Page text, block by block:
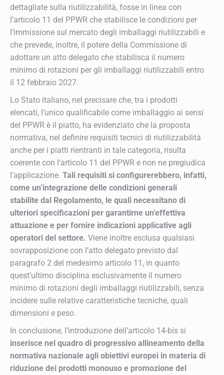
dettagliate sulla riutilizzabilità, fosse in linea con
l’articolo 11 del PPWR che stabilisce le condizioni per
l’immissione sul mercato degli imballaggi riutilizzabili e
che prevede, inoltre, il potere della Commissione di
adottare un atto delegato che stabilisca il numero
minimo di rotazioni per gli imballaggi riutilizzabili entro
il 12 febbraio 2027.
Lo Stato italiano, nel precisare che, tra i prodotti
elencati, l’unico qualificabile come imballaggio ai sensi
del PPWR è il piatto, ha evidenziato che la proposta
normativa, nel definire requisiti tecnici di riutilizzabilità
anche per i piatti rientranti in tale categoria, risulta
coerente con l’articolo 11 del PPWR e non ne pregiudica
l’applicazione. Tali requisiti si configurerebbero, infatti,
come un’integrazione delle condizioni generali
stabilite dal Regolamento, le quali necessitano di
ulteriori specificazioni per garantirne un’effettiva
attuazione e per fornire indicazioni applicative agli
operatori del settore. Viene inoltre esclusa qualsiasi
sovrapposizione con l’atto delegato previsto dal
paragrafo 2 del medesimo articolo 11, in quanto
quest’ultimo disciplina esclusivamente il numero
minimo di rotazioni degli imballaggi riutilizzabili, senza
incidere sulle relative caratteristiche tecniche, quali
dimensioni e peso.
In conclusione, l’introduzione dell’articolo 14-bis si
inserisce nel quadro di progressivo allineamento della
normativa nazionale agli obiettivi europei in materia di
riduzione dei prodotti monouso e promozione del